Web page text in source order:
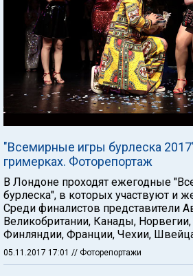
"Всемирные игры бурлеска
гримерках. Фоторепортаж
В Лондоне проходят ежегодные
бурлеска", в которых участвуют и
Среди финалистов представители
Великобритании, Канады, Норвегии,
Финляндии, Франции, Чехии,
05.11.2017 17:01 // Фоторепортажи